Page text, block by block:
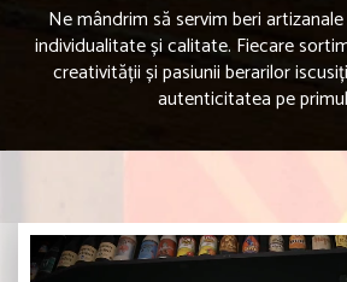
Ne mândrim să servim beri
individualitate și calitate. Fiecare
creativității și pasiunii berarilor
autenticitatea pe